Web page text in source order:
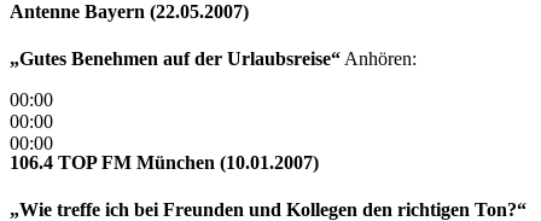
Antenne Bayern (22.05.2007)
„Gutes Benehmen auf der Urlaubsreise“Anhören:
00:00
00:00
00:00
106.4 TOP FM München (10.01.2007)
„Wie treffe ich bei Freunden und Kollegen den richtigen Ton?“